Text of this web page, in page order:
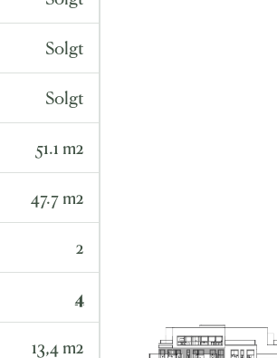
Solgt
Solgt
51.1 m2
47.7 m2
2
4
13,4 m2